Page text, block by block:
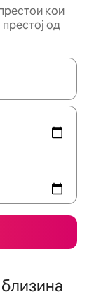
кои
од
со копчињата